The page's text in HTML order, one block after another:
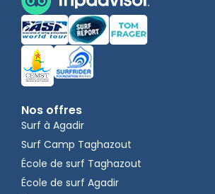
Nos offres
Surf à Agadir
Surf Camp Taghazout
École de surf Taghazout
École de surf Agadir